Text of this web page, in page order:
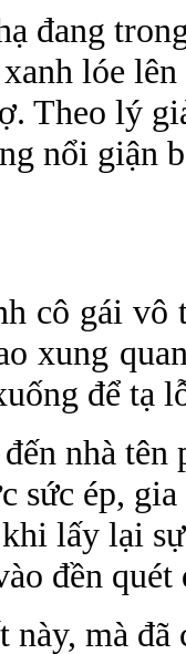
đang
lóe
Theo lý
nổi giận
cô gái vô
xung
để tạ
nhà
sức ép,
lấy lại
đền
mà